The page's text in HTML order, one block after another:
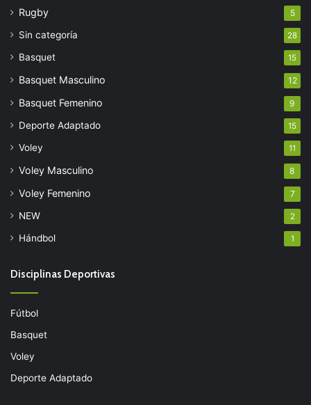
Rugby 5
Sin categoría 28
Basquet 15
Basquet Masculino 12
Basquet Femenino 9
Deporte Adaptado 15
Voley 11
Voley Masculino 8
Voley Femenino 7
NEW 2
Hándbol 1
Disciplinas Deportivas
Fútbol
Basquet
Voley
Deporte Adaptado